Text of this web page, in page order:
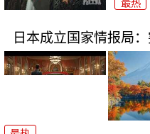
最热
日本成立国家情报局